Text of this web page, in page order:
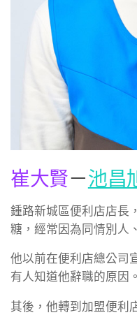
崔大賢－池昌
鍾路新城區便利店店長
糖，經常因為同情別人
他以前在便利店總公司
有人知道他辭職的原因。
其後，他轉到加盟便利